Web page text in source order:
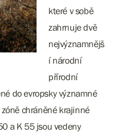
které v sobě
zahrnuje dvě
nejvýznamnějš
í národní
přírodní
do evropsky významné
zóně chráněné krajinné
a K 55 jsou vedeny